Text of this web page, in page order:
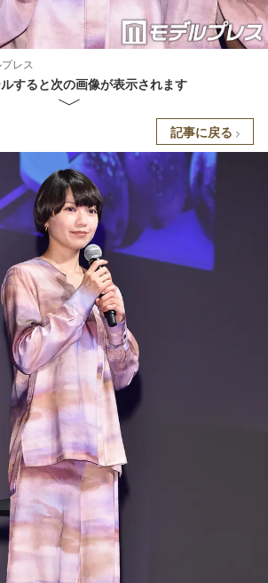
レス
すると次の画像が表示されます
記事に戻る